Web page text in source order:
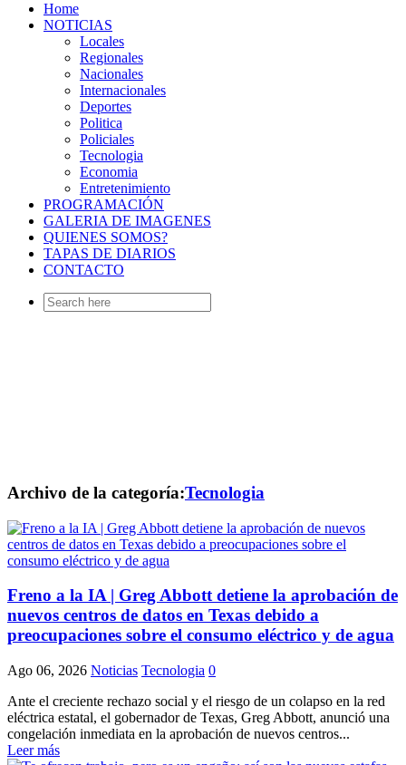
Home
NOTICIAS
Locales
Regionales
Nacionales
Internacionales
Deportes
Politica
Policiales
Tecnologia
Economia
Entretenimiento
PROGRAMACIÓN
GALERIA DE IMAGENES
QUIENES SOMOS?
TAPAS DE DIARIOS
CONTACTO
Search
for:
Archivo de la categoría:Tecnologia
Freno a la IA | Greg Abbott detiene la aprobación de
nuevos centros de datos en Texas debido a
preocupaciones sobre el consumo eléctrico y de agua
Ago 06, 2026 Noticias Tecnologia 0
Ante el creciente rechazo social y el riesgo de un colapso en la red
eléctrica estatal, el gobernador de Texas, Greg Abbott, anunció una
congelación inmediata en la aprobación de nuevos centros...
Leer más